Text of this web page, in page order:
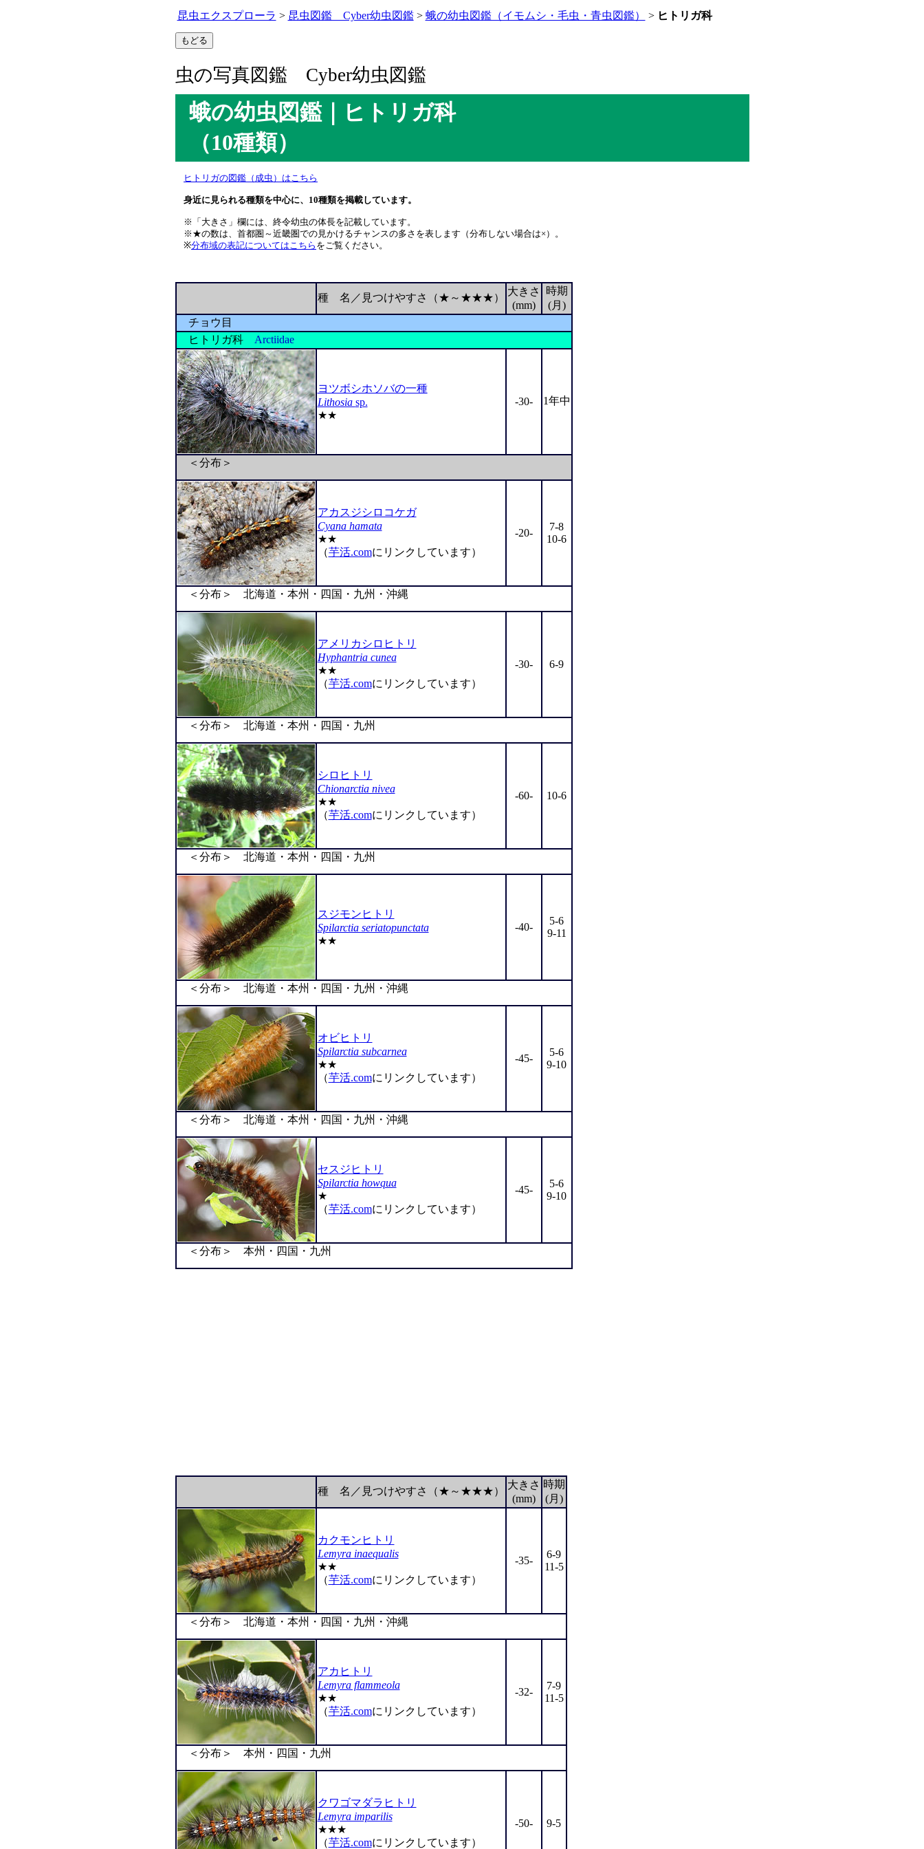
昆虫エクスプローラ > 昆虫図鑑 Cyber幼虫図鑑 > 蛾の幼虫図鑑（イモムシ・毛虫・青虫図鑑） > ヒトリガ科
虫の写真図鑑 Cyber幼虫図鑑
蛾の幼虫図鑑｜ヒトリガ科
（10種類）
ヒトリガの図鑑（成虫）はこちら
身近に見られる種類を中心に、10種類を掲載しています。
※「大きさ」欄には、終令幼虫の体長を記載しています。
※★の数は、首都圏～近畿圏での見かけるチャンスの多さを表します（分布しない場合は×）。
※分布域の表記についてはこちら をご覧ください。
種 名／見つけやすさ（★～★★★）
大きさ
(mm)
時期
(月)
チョウ目
ヒトリガ科 Arctiidae
ヨツボシホソバの一種
Lithosia sp.
★★
-30- 1年中
＜分布＞
アカスジシロコケガ
Cyana hamata
★★
（芋活.comにリンクしています）
-20-
7-8
10-6
＜分布＞ 北海道・本州・四国・九州・沖縄
アメリカシロヒトリ
Hyphantria cunea
★★
（芋活.comにリンクしています）
-30- 6-9
＜分布＞ 北海道・本州・四国・九州
シロヒトリ
Chionarctia nivea
★★
（芋活.comにリンクしています）
-60- 10-6
＜分布＞ 北海道・本州・四国・九州
スジモンヒトリ
Spilarctia seriatopunctata
★★
-40-
5-6
9-11
＜分布＞ 北海道・本州・四国・九州・沖縄
オビヒトリ
Spilarctia subcarnea
★★
（芋活.comにリンクしています）
-45-
5-6
9-10
＜分布＞ 北海道・本州・四国・九州・沖縄
セスジヒトリ
Spilarctia howqua
★
（芋活.comにリンクしています）
-45-
5-6
9-10
＜分布＞ 本州・四国・九州
種 名／見つけやすさ（★～★★★）
大きさ
(mm)
時期
(月)
カクモンヒトリ
Lemyra inaequalis
★★
（芋活.comにリンクしています）
-35-
6-9
11-5
＜分布＞ 北海道・本州・四国・九州・沖縄
アカヒトリ
Lemyra flammeola
★★
（芋活.comにリンクしています）
-32-
7-9
11-5
＜分布＞ 本州・四国・九州
クワゴマダラヒトリ
Lemyra imparilis
★★★
（芋活.comにリンクしています）
-50- 9-5